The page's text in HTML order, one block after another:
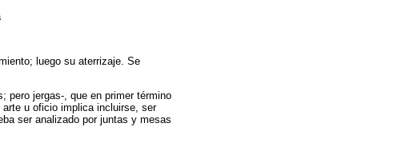
luego su aterrizaje. Se
pero jergas-, que en primer término
u oficio implica incluirse, ser
ser analizado por juntas y mesas